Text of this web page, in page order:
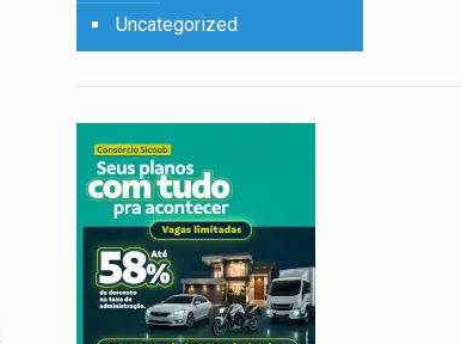
Uncategorized